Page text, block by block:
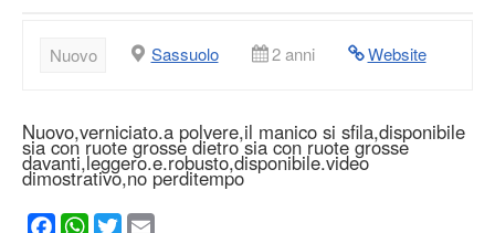
Nuovo Sassuolo 2 anni Website
Nuovo,verniciato.a polvere,il manico si sfila,disponibile
sia con ruote grosse dietro sia con ruote grosse
davanti,leggero.e.robusto,disponibile.video
dimostrativo,no perditempo
Facebook
WhatsApp
Twitter